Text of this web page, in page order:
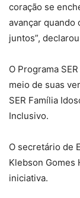
coração se
avançar quando
juntos”,
O Programa
meio de suas
SER Família
Inclusivo.
O secretário de
Klebson Gomes
iniciativa.